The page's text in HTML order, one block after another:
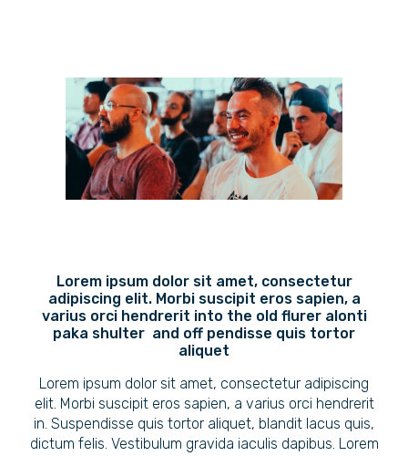
Lorem ipsum dolor sit amet, consectetur
adipiscing elit. Morbi suscipit eros sapien, a
varius orci hendrerit into the old flurer alonti
paka shulter and off pendisse quis tortor
aliquet
Lorem ipsum dolor sit amet, consectetur adipiscing
elit. Morbi suscipit eros sapien, a varius orci hendrerit
in. Suspendisse quis tortor aliquet, blandit lacus quis,
dictum felis. Vestibulum gravida iaculis dapibus. Lorem